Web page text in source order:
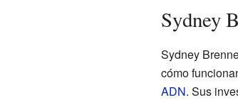
Sydney
Sydney
cómo
ADN. Sus